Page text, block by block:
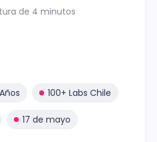
de 4 minutos
100+ Labs Chile
17 de mayo